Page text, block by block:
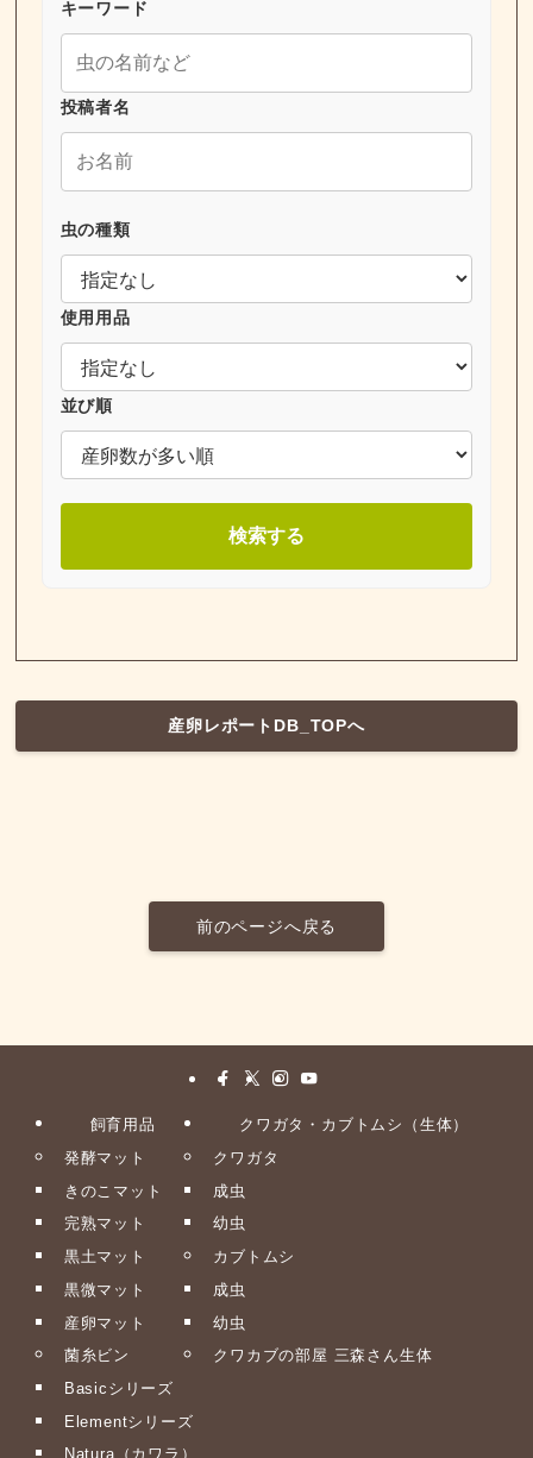
キーワード
投稿者名
虫の種類
使用用品
並び順
検索する
産卵レポートDB_TOPへ
前のページへ戻る
飼育用品
発酵マット
きのこマット
完熟マット
黒土マット
黒微マット
産卵マット
菌糸ビン
Basicシリーズ
Elementシリーズ
Natura（カワラ）
クワガタ・カブトムシ（生体）
クワガタ
成虫
幼虫
カブトムシ
成虫
幼虫
クワカブの部屋 三森さん生体